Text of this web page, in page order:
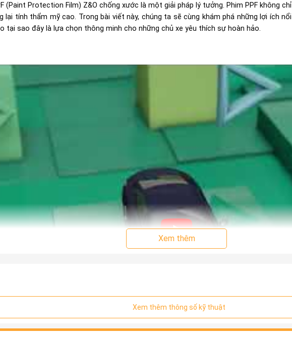
(Paint Protection Film) Z&O chống xước là một giải pháp lý tưởng. Phim PPF không
lại tính thẩm mỹ cao. Trong bài viết này, chúng ta sẽ cùng khám phá những lợi ích
tại sao đây là lựa chọn thông minh cho những chủ xe yêu thích sự hoàn hảo.
Xem thêm
Xem thêm thông số kỹ thuật